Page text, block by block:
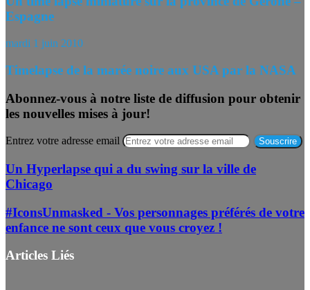
Espagne
mardi 1 juin 2010
Timelapse de la marée noire aux USA par la NASA
Abonnez-vous à notre liste de diffusion pour obtenir
les nouvelles mises à jour!
Entrez votre adresse email
Un Hyperlapse qui a du swing sur la ville de
Chicago
#IconsUnmasked - Vos personnages préférés de votre
enfance ne sont ceux que vous croyez !
Articles Liés